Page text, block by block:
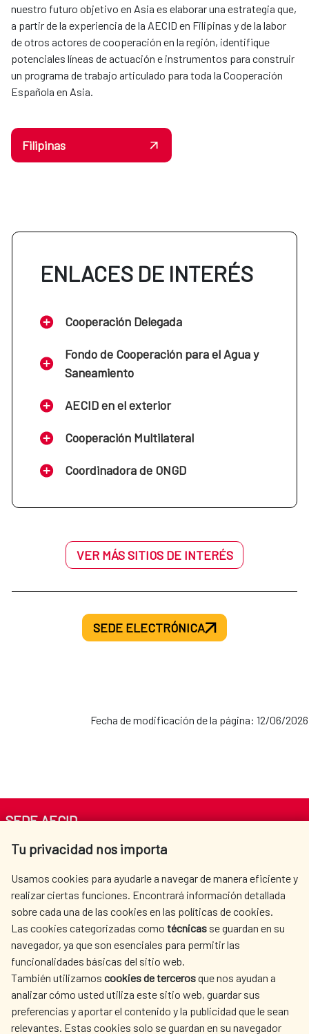
nuestro futuro objetivo en Asia es elaborar una estrategia que,
a partir de la experiencia de la AECID en Filipinas y de la labor
de otros actores de cooperación en la región, identifique
potenciales líneas de actuación e instrumentos para construir
un programa de trabajo articulado para toda la Cooperación
Española en Asia.
Filipinas
ENLACES DE INTERÉS
Cooperación Delegada
Fondo de Cooperación para el Agua y
Saneamiento
AECID en el exterior
Cooperación Multilateral
Coordinadora de ONGD
VER MÁS SITIOS DE INTERÉS
SEDE ELECTRÓNICA
Fecha de modificación de la página: 12/06/2026
Tu privacidad nos importa
Usamos cookies para ayudarle a navegar de manera eficiente y
realizar ciertas funciones. Encontrará información detallada
sobre cada una de las cookies en las políticas de cookies.
Las cookies categorizadas como técnicas se guardan en su
navegador, ya que son esenciales para permitir las
funcionalidades básicas del sitio web.
También utilizamos cookies de tercerosque nos ayudan a
analizar cómo usted utiliza este sitio web, guardar sus
preferencias y aportar el contenido y la publicidad que le sean
relevantes. Estas cookies solo se guardan en su navegador
SEDE AECID
Av. Reyes Católicos 4 - 28040 Madrid
centro.informacion@aecid.es
LA AECID
DÓNDE COOPERAMOS
ACCIÓN HUMANITARIA
SALA DE PRENSA
CULTURA Y CIENCIA
BIBLIOTECA